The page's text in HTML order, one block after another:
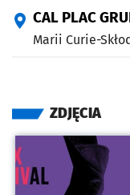
CAL PLAC
Marii Curie-
ZDJĘCIA
Kliknij, aby